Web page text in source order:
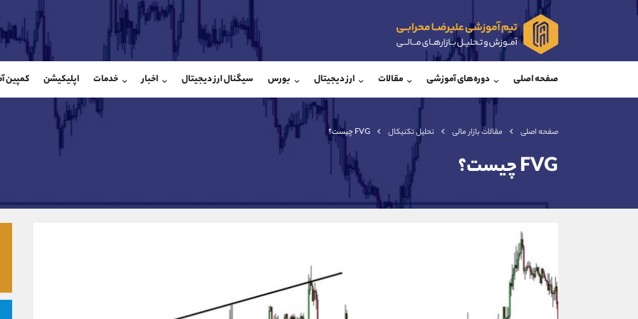
صفحه اصلی دوره‌های آموزشی مقالات ارز دیجیتال بورس سیگنال ارز دیجیتال اخبار خدمات اپلیکیشن کمپین
صفحه اصلی مقالات بازار مالی تحلیل تکنیکال FVG چیست؟
FVG چیست؟
شروع گفتگو
@Armteam_admin_33 تلگرام @Armteam_admin_por
داخلی
تلفن
بدون پیش شماره
اینستاگرام
کانال تلگرام